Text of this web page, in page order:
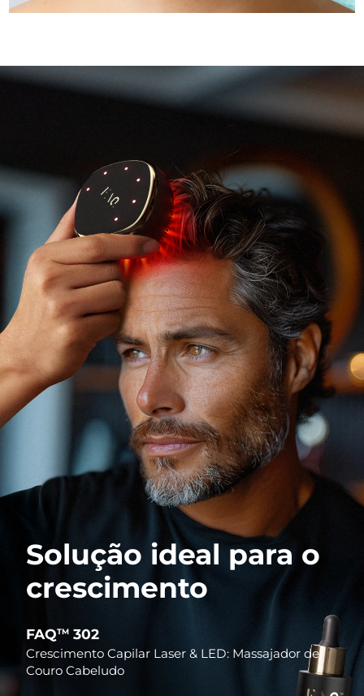
Solução ideal para o
crescimento
FAQTM 302
Crescimento Capilar Laser & LED: Massajador de
Couro Cabeludo